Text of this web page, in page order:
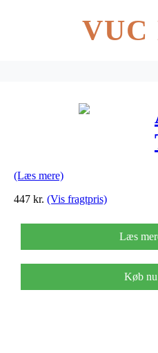
VUC
(Læs mere)
447 kr. (Vis fragtpris)
Læs
Køb